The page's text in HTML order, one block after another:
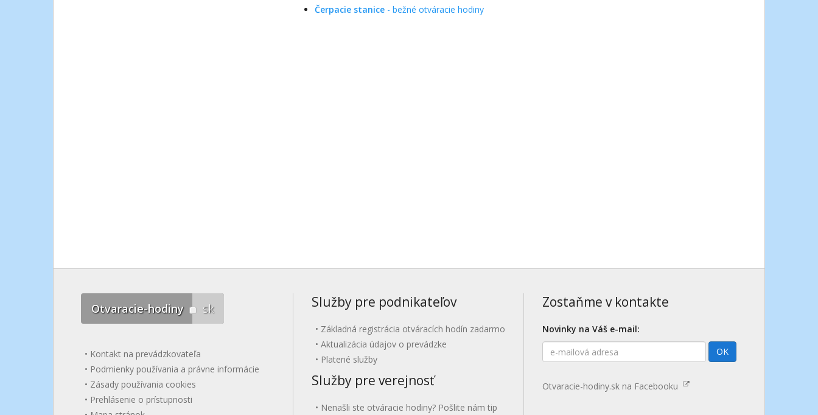
Čerpacie stanice - bežné otváracie hodiny
Otvaracie-hodiny sk
Kontakt na prevádzkovateľa
Podmienky používania a právne informácie
Zásady používania cookies
Prehlásenie o prístupnosti
Služby pre podnikateľov
Základná registrácia otváracích hodín zadarmo
Aktualizácia údajov o prevádzke
Platené služby
Služby pre verejnosť
Nenašli ste otváracie hodiny? Pošlite nám tip
Zostaňme v kontakte
Novinky na Váš e-mail:
E-
mailová
OK
Otvaracie-hodiny.sk na Facebooku